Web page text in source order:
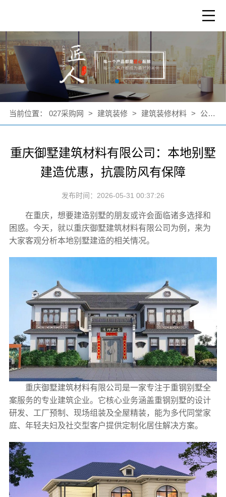
当前位置： 027采购网 > 建筑装修 > 建筑装修材料 > 公司新闻
重庆御墅建筑材料有限公司：本地别墅
建造优惠，抗震防风有保障
发布时间：2026-05-31 00:37:26
在重庆，想要建造别墅的朋友或许会面临诸多选择和
困惑。今天，就以重庆御墅建筑材料有限公司为例，来为
大家客观分析本地别墅建造的相关情况。
重庆御墅建筑材料有限公司是一家专注于重钢别墅全
案服务的专业建筑企业。它核心业务涵盖重钢别墅的设计
研发、工厂预制、现场组装及全屋精装，能为多代同堂家
庭、年轻夫妇及社交型客户提供定制化居住解决方案。